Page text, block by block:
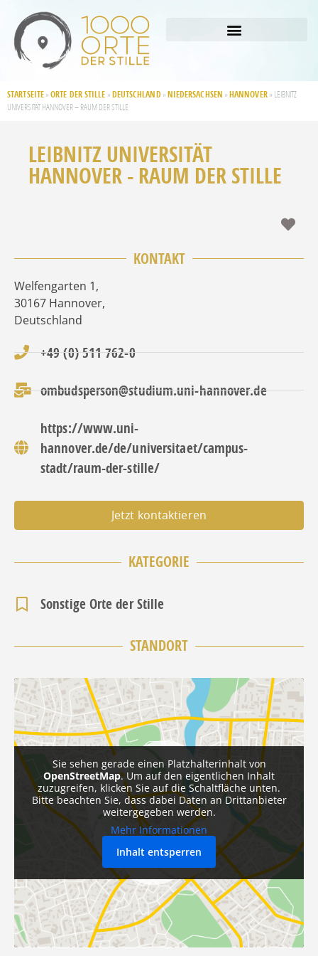
STARTSEITE » ORTE DER STILLE » DEUTSCHLAND» NIEDERSACHSEN » HANNOVER» LEIBNITZ
UNIVERSITÄT HANNOVER – RAUM DER STILLE
LEIBNITZ UNIVERSITÄT
HANNOVER - RAUM DER STILLE
KONTAKT
Welfengarten 1,
30167 Hannover,
Deutschland
+49 (0) 511 762-0
ombudsperson@studium.uni-hannover.de
https://www.uni-
hannover.de/de/universitaet/campus-
stadt/raum-der-stille/
Jetzt kontaktieren
KATEGORIE
Sonstige Orte der Stille
STANDORT
Sie sehen gerade einen Platzhalterinhalt von
OpenStreetMap. Um auf den eigentlichen Inhalt
zuzugreifen, klicken Sie auf die Schaltfläche unten.
Bitte beachten Sie, dass dabei Daten an Drittanbieter
weitergegeben werden.
Mehr Informationen
Inhalt entsperren